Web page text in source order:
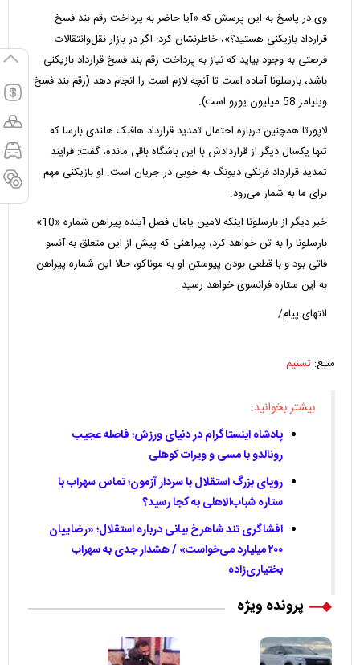
وی در پاسخ به این پرسش که «آیا حاضر به پرداخت رقم بند فسخ
قرارداد بازیکنی هستید؟»، خاطرنشان کرد: اگر در بازار نقل‌وانتقالات
فرصتی به وجود بیاید که نیاز به پرداخت رقم بند فسخ قرارداد بازیکنی
باشد، بارسلونا آماده است تا آنچه لازم است را انجام دهد (رقم بند فسخ
ویلیامز 58 میلیون یورو است).
لاپورتا همچنین درباره احتمال تمدید قرارداد هافبک هلندی بارسا که
تنها یکسال دیگر از قراردادش با این باشگاه باقی مانده، گفت: فرایند
تمدید قرارداد فرنکی دیونگ به خوبی در جریان است. او بازیکنی مهم
برای ما به شمار می‌رود.
خبر دیگر از بارسلونا اینکه لامین یامال فصل آینده پیراهن شماره «10»
بارسلونا را به تن خواهد کرد، پیراهنی که پیش از این متعلق به آنسو
فاتی بود و با قطعی بودن پیوستن او به موناکو، حالا این شماره پیراهن
به این ستاره فرانسوی خواهد رسید.
انتهای پیام/
منبع: تسنیم
بیشتر بخوانید:
پادشاه اینستاگرام در دنیای ورزش؛ فاصله عجیب
رونالدو با مسی و ویرات کوهلی
رویای بزرگ استقلال با سردار آزمون؛ تماس سهراب با
ستاره شباب‌الاهلی به کجا رسید؟
افشاگری تند شاهرخ بیانی درباره استقلال؛ «رضاییان
۲۰۰ میلیارد می‌خواست» / هشدار جدی به سهراب
بختیاری‌زاده
پرونده ویژه